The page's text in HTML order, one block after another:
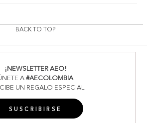
BACK TO TOP
¡NEWSLETTER AEO!
A#AECOLOMBIA
UN REGALO ESPECIAL
SUSCRIBIRSE